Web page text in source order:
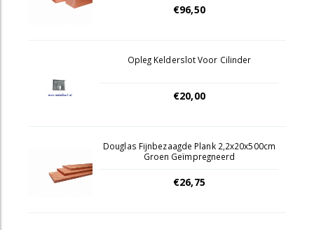
€96,50
Opleg Kelderslot Voor Cilinder
€20,00
Douglas Fijnbezaagde Plank 2,2x20x500cm
Groen Geïmpregneerd
€26,75